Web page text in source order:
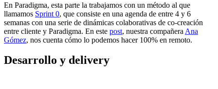
En Paradigma, esta parte la trabajamos con un método al que
llamamos Sprint 0, que consiste en una agenda de entre 4 y 6
semanas con una serie de dinámicas colaborativas de co-creación
entre cliente y Paradigma. En este post, nuestra compañera Ana
Gómez, nos cuenta cómo lo podemos hacer 100% en remoto.
Desarrollo y delivery